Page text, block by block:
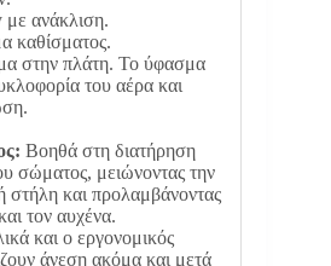
ανάκλιση.
καθίσματος.
στην πλάτη. Το ύφασμα
του αέρα και
Βοηθά στη διατήρηση
σώματος, μειώνοντας την
στήλη και προλαμβάνοντας
τον αυχένα.
και ο εργονομικός
άνεση ακόμα και μετά